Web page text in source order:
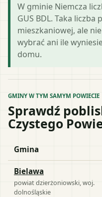
W gminie Niemcza
GUS BDL. Taka
mieszkaniowej, ale
wybrać ani ile
domu.
GMINY W TYM SAMYM POWIECIE
Sprawdź
Czystego
Gmina
Bielawa
powiatdzierżoniowski , woj.
dolnośląskie